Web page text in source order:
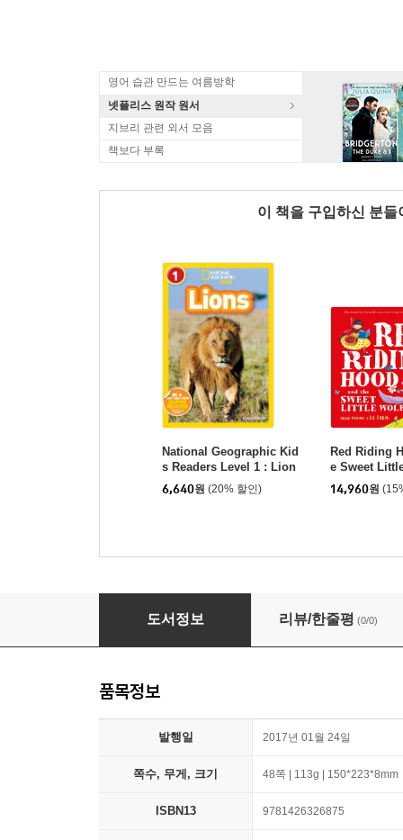
영어 습관 만드는 여름방학
넷플리스 원작 원서
지브리 관련 외서 모음
책보다 부록
이 책을 구입하신 분
National Geographic Kid
s Readers Level 1 : Lion
s
6,640원 (20% 할인)
Red Riding
e Sweet
14,960원
National Geographic Readers: Farm
도서정보 리뷰/한줄평 (0/0)
품목정보
발행일 2017년 01월 24일
쪽수, 무게, 크기 48쪽 | 113g | 150*223*8mm
ISBN13 9781426326875